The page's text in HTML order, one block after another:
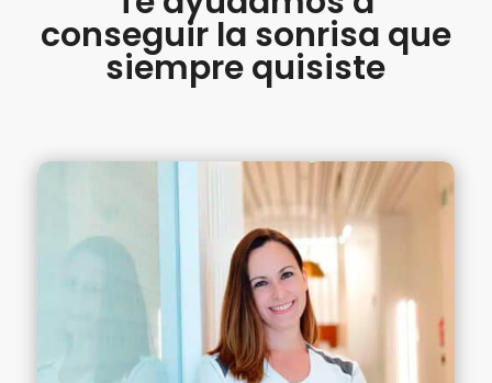
conseguir la sonrisa que
siempre quisiste